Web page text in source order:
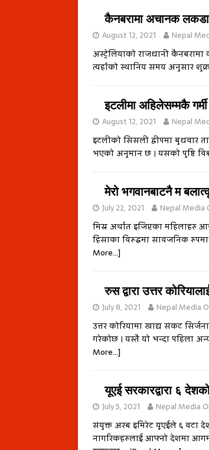
कैनबरामा अचानक
August 12, 2021 Nepal
अस्ट्रेलियाको राजधानी
त्यहाँको स्थानिय समय अनुसार
इटलीमा अहिलेसम्मकै
August 12, 2021 Nepal
इटलीको सिसली द्वीपमा बुधवार
भएको अनुमान छ । यसको पुष्टि
मेरो भगवानबाटनै म
July 22, 2021 Nepal Media
मिस्र अर्थात इजिप्टका महिलाहरु
हिंसाका विरुद्धमा सावजनिक
More…]
रुस द्वारा उत्तर
July 8, 2021 Nepal Media
उत्तर कोरियामा खाद्य संकट
गरेकोछ । यस्तै यो भन्दा पहिला
More…]
यूएई सरकारद्वारा ६
July 5, 2021 Nepal Media
संयुक्त अरब इमिरेट यूएईले ६ वटा
नागरिकहरुलाई आफ्नो देशमा